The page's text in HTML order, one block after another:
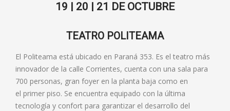
19 | 20 | 21 DE OCTUBRE
TEATRO POLITEAMA
El Politeama está ubicado en Paraná 353. Es el teatro más
innovador de la calle Corrientes, cuenta con una sala para
700 personas, gran foyer en la planta baja como en
el primer piso. Se encuentra equipado con la última
tecnología y confort para garantizar el desarrollo del